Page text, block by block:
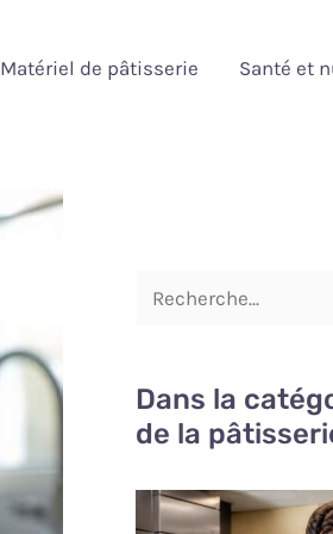
Matériel de pâtisserie Santé et
Dans la
de la